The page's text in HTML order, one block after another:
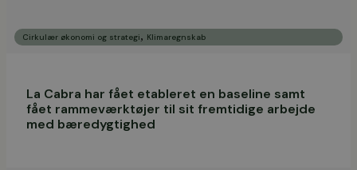
Cirkulær økonomi og strategi, Klimaregnskab
La Cabra har fået etableret en baseline samt
fået rammeværktøjer til sit fremtidige arbejde
med bæredygtighed